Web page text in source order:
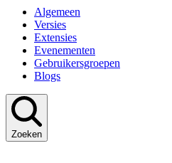
Algemeen
Versies
Extensies
Evenementen
Gebruikersgroepen
Blogs
Zoeken